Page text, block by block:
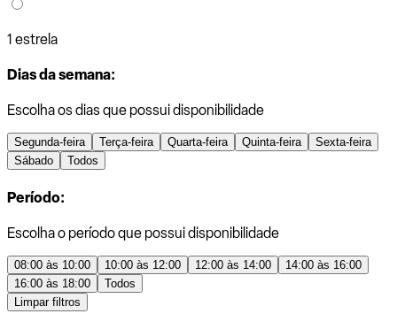
1 estrela
Dias da semana:
Escolha os dias que possui disponibilidade
Segunda-feira Terça-feira Quarta-feira Quinta-feira
Sexta-feira
Sábado
Todos
Período:
Escolha o período que possui disponibilidade
08:00 às 10:00 10:00 às 12:00 12:00 às 14:00
14:00 às 16:00
16:00 às 18:00
Todos
Limpar filtros